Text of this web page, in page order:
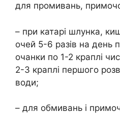
для промивань,
– при катарі шлунка,
очей 5-6 разів на день
очанки по 1-2 краплі
2-3 краплі першого
води;
– для обмивань і